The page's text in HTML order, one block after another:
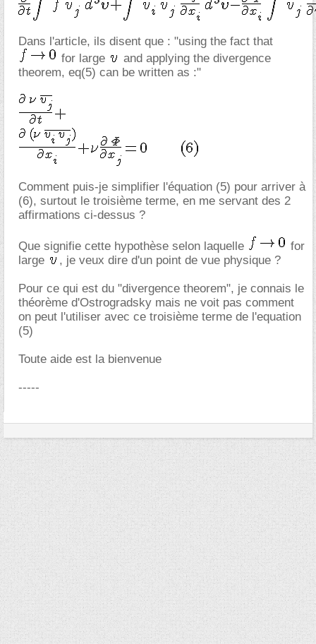
Dans l'article, ils disent que : "using the fact that
for large
and applying the divergence
theorem, eq(5) can be written as :"
Comment puis-je simplifier l'équation (5) pour arriver à
(6), surtout le troisième terme, en me servant des 2
affirmations ci-dessus ?
Que signifie cette hypothèse selon laquelle
for
large
, je veux dire d'un point de vue physique ?
Pour ce qui est du "divergence theorem", je connais le
théorème d'Ostrogradsky mais ne voit pas comment
on peut l'utiliser avec ce troisième terme de l'equation
(5)
Toute aide est la bienvenue
-----